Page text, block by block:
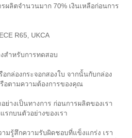
รผลิตจํานวนมาก 70% เงินเหลือก่อนการ
R65, UKCA
สําหรับการทดสอบ
กล่องกระจอกสองใบ จากนั้นกับกล่อง
อตามความต้องการของคุณ
ย่างเป็นทางการ ก่อนการผลิตของเรา
รกบนตัวอย่างของเรา
มรู้สึกความรับผิดชอบที่แข็งแกร่ง เรา